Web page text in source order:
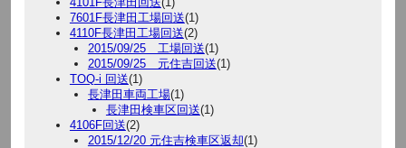
7601F長津田工場回送(1)
4110F長津田工場回送(2)
2015/09/25 工場回送(1)
2015/09/25 元住吉回送(1)
TOQ-i 回送(1)
長津田車両工場(1)
長津田検車区回送(1)
4106F回送(2)
2015/12/20 元住吉検車区返却(1)